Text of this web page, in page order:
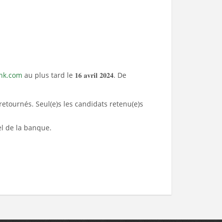
au plus tard le 𝟏𝟔 𝐚𝐯𝐫𝐢𝐥 𝟐𝟎𝟐𝟒. De
Seul(e)s les candidats retenu(e)s
de la banque.